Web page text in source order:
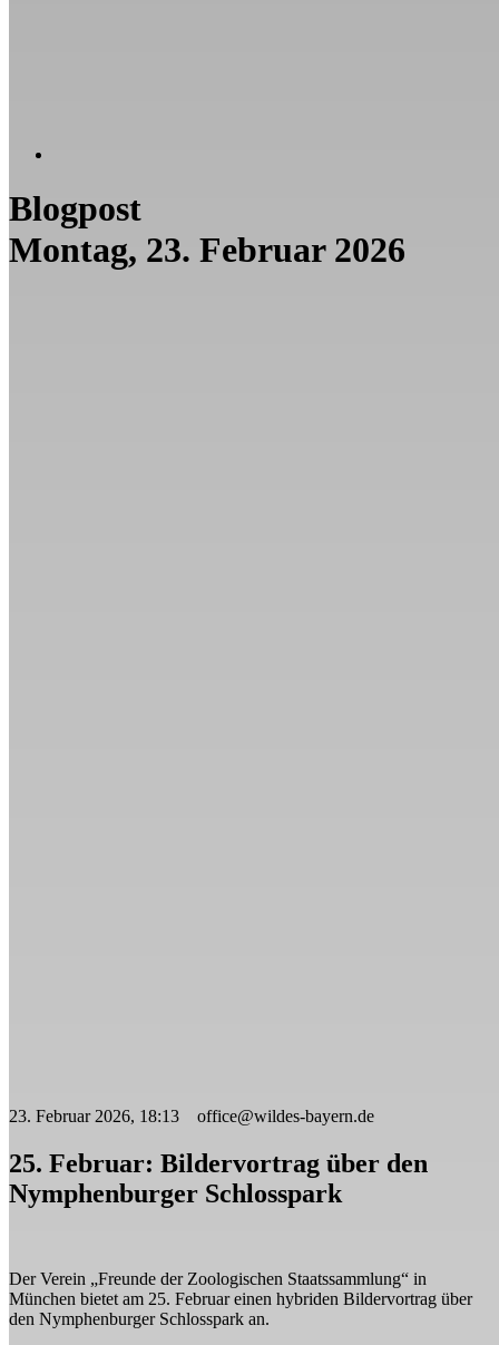
Blogpost
Montag, 23. Februar 2026
23. Februar 2026, 18:13 office@wildes-bayern.de
25. Februar: Bildervortrag über den
Nymphenburger Schlosspark
Der Verein „Freunde der Zoologischen Staatssammlung“ in
München bietet am 25. Februar einen hybriden Bildervortrag über
den Nymphenburger Schlosspark an.